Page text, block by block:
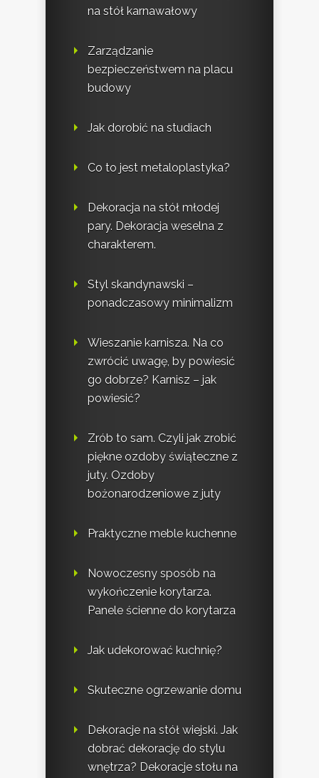
na stół karnawałowy
Zarządzanie
bezpieczeństwem na placu
budowy
Jak dorobić na studiach
Co to jest metaloplastyka?
Dekoracja na stół młodej
pary. Dekoracja weselna z
charakterem.
Styl skandynawski –
ponadczasowy minimalizm
Wieszanie karnisza. Na co
zwrócić uwagę, by powiesić
go dobrze? Karnisz – jak
powiesić?
Zrób to sam. Czyli jak zrobić
piękne ozdoby świąteczne z
juty. Ozdoby
bożonarodzeniowe z juty
Praktyczne meble kuchenne
Nowoczesny sposób na
wykończenie korytarza.
Panele ścienne do korytarza
Jak udekorować kuchnię?
Skuteczne ogrzewanie domu
Dekoracje na stół wiejski. Jak
dobrać dekorację do stylu
wnętrza? Dekoracje stołu na